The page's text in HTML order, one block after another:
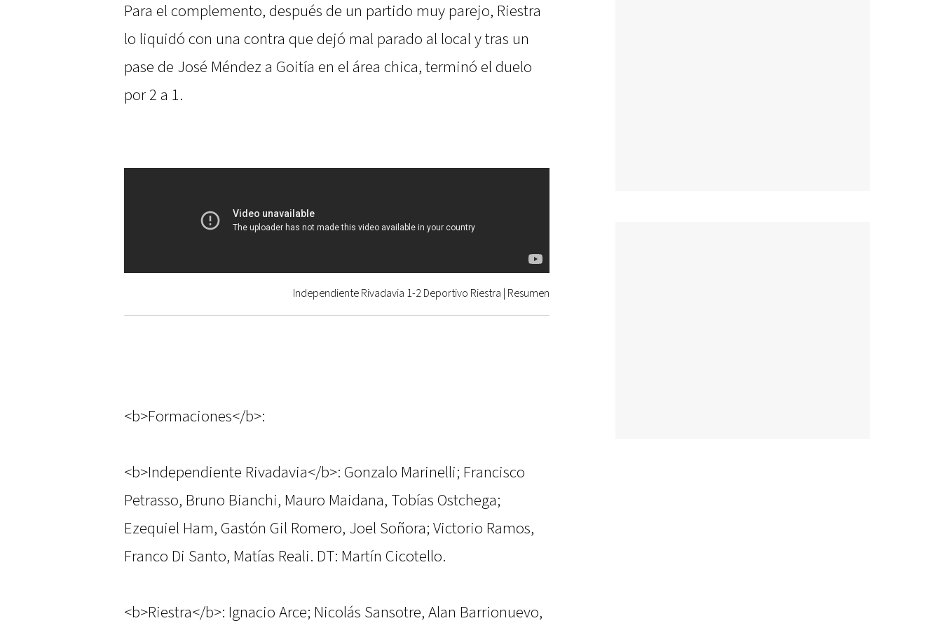
Para el complemento, después de un partido muy parejo, Riestra
lo liquidó con una contra que dejó mal parado al local y tras un
pase de José Méndez a Goitía en el área chica, terminó el duelo
por 2 a 1.
Independiente Rivadavia 1-2 Deportivo Riestra | Resumen
<b>Formaciones</b>:
<b>Independiente Rivadavia</b>: Gonzalo Marinelli; Francisco
Petrasso, Bruno Bianchi, Mauro Maidana, Tobías Ostchega;
Ezequiel Ham, Gastón Gil Romero, Joel Soñora; Victorio Ramos,
Franco Di Santo, Matías Reali. DT: Martín Cicotello.
<b>Riestra</b>: Ignacio Arce; Nicolás Sansotre, Alan Barrionuevo,